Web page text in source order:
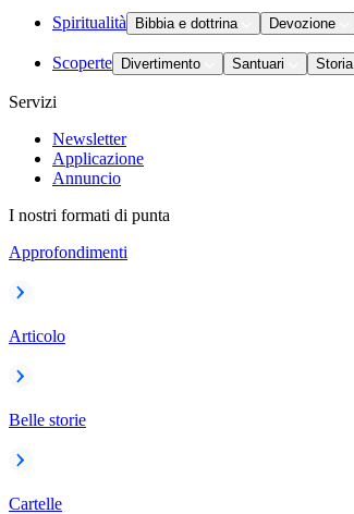
Spiritualità Bibbia e dottrina Devozione
Scoperte Divertimento Santuari Storia
Servizi
Newsletter
Applicazione
Annuncio
I nostri formati di punta
Approfondimenti
Articolo
Belle storie
Cartelle